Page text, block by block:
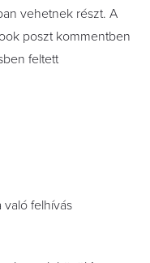
vehetnek részt. A
poszt kommentben
feltett
felhívás